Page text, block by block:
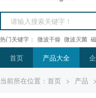
热门关键字： 微波干燥 微波灭菌
首页 产品大全
当前所在位置： 首页 > 产品 >